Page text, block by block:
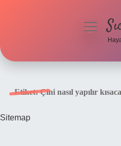
menüyü
Etiket:Çini nasıl yapılır kısaca
Sitemap